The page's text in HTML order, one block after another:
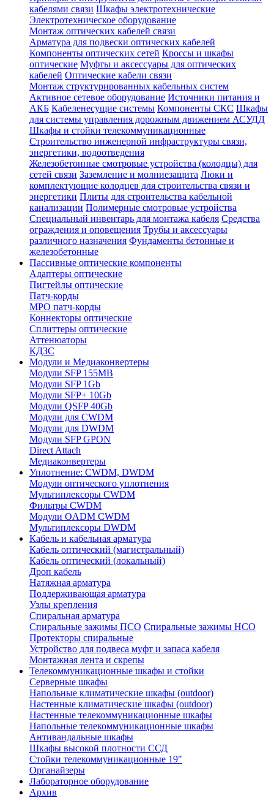
кабелями связи Шкафы электротехнические
Электротехническое оборудование
Монтаж оптических кабелей связи
Арматура для подвески оптических кабелей
Компоненты оптических сетей Кроссы и шкафы
оптические Муфты и аксессуары для оптических
кабелей Оптические кабели связи
Монтаж структурированных кабельных систем
Активное сетевое оборудование Источники питания и
АКБ Кабеленесущие системы Компоненты СКС Шкафы
для системы управления дорожным движением АСУДД
Шкафы и стойки телекоммуникационные
Строительство инженерной инфраструктуры связи,
энергетики, водоотведения
Железобетонные смотровые устройства (колодцы) для
сетей связи Заземление и молниезащита Люки и
комплектующие колодцев для строительства связи и
энергетики Плиты для строительства кабельной
канализации Полимерные смотровые устройства
Специальный инвентарь для монтажа кабеля Средства
ограждения и оповещения Трубы и аксессуары
различного назначения Фундаменты бетонные и
железобетонные
Пассивные оптические компоненты
Адаптеры оптические
Пигтейлы оптические
Патч-корды
MPO патч-корды
Коннекторы оптические
Сплиттеры оптические
Аттенюаторы
КДЗС
Модули и Медиаконвертеры
Модули SFP 155MB
Модули SFP 1Gb
Модули SFP+ 10Gb
Модули QSFP 40Gb
Модули для CWDM
Модули для DWDM
Модули SFP GPON
Direct Attach
Медиаконвертеры
Уплотнение: CWDM, DWDM
Модули оптического уплотнения
Мультиплексоры CWDM
Фильтры CWDM
Модули OADM CWDM
Мультиплексоры DWDM
Кабель и кабельная арматура
Кабель оптический (магистральный)
Кабель оптический (локальный)
Дроп кабель
Натяжная арматура
Поддерживающая арматура
Узлы крепления
Спиральная арматура
Спиральные зажимы ПСО Спиральные зажимы НСО
Протекторы спиральные
Устройство для подвеса муфт и запаса кабеля
Монтажная лента и скрепы
Телекоммуникационные шкафы и стойки
Серверные шкафы
Напольные климатические шкафы (outdoor)
Настенные климатические шкафы (outdoor)
Настенные телекоммуникационные шкафы
Напольные телекоммуникационные шкафы
Антивандальные шкафы
Шкафы высокой плотности ССД
Стойки телекоммуникационные 19"
Органайзеры
Лабораторное оборудование
Архив